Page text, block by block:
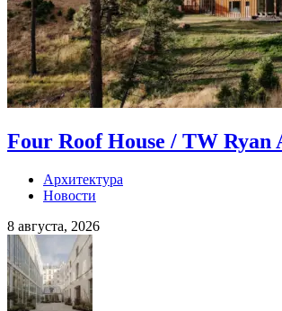
Four Roof House / TW Ryan
Архитектура
Новости
8 августа, 2026